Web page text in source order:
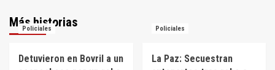
Más historias
Policiales
Detuvieron en Bovril a un
Policiales
La Paz: Secuestran